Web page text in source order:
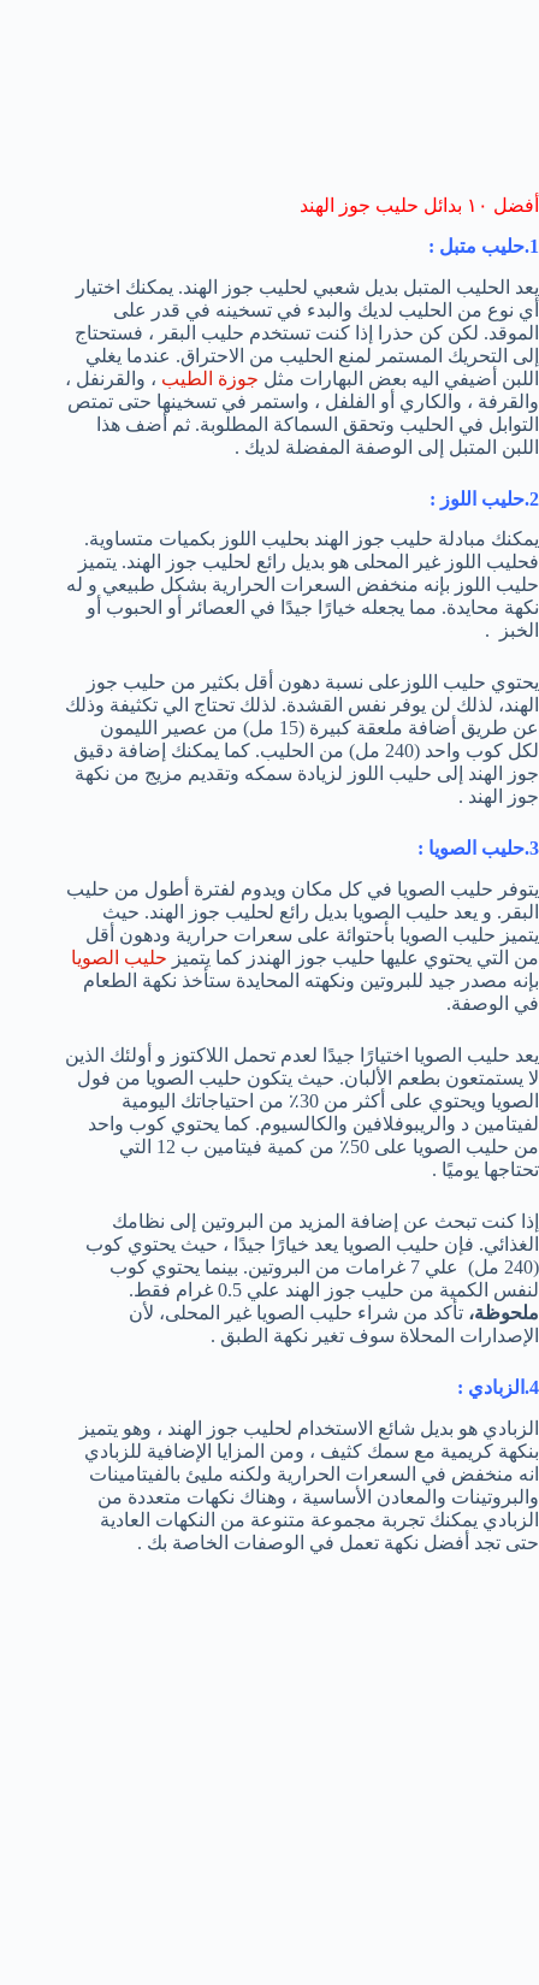
أفضل ١٠ بدائل حليب جوز الهند
1.حليب متبل
:
يعد الحليب المتبل بديل شعبي لحليب جوز الهند. يمكنك اختيار
أي نوع من الحليب لديك والبدء في تسخينه في قدر على
الموقد. لكن كن حذرا إذا كنت تستخدم حليب البقر ، فستحتاج
إلى التحريك المستمر لمنع الحليب من الاحتراق. عندما يغلي
اللبن أضيفي اليه بعض البهارات مثل جوزة الطيب ، والقرنفل ،
والقرفة ، والكاري أو الفلفل ، واستمر في تسخينها حتى تمتص
التوابل في الحليب وتحقق السماكة المطلوبة. ثم أضف هذا
اللبن المتبل إلى الوصفة المفضلة لديك .
2.حليب اللوز
:
يمكنك مبادلة حليب جوز الهند بحليب اللوز بكميات متساوية.
فحليب اللوز غير المحلى هو بديل رائع لحليب جوز الهند. يتميز
حليب اللوز بإنه منخفض السعرات الحرارية بشكل طبيعي و له
نكهة محايدة. مما يجعله خيارًا جيدًا في العصائر أو الحبوب أو
الخبز .
يحتوي حليب اللوزعلى نسبة دهون أقل بكثير من حليب جوز
الهند، لذلك لن يوفر نفس القشدة. لذلك تحتاج الي تكثيفة وذلك
عن طريق أضافة ملعقة كبيرة (15 مل) من عصير الليمون
لكل كوب واحد (240 مل) من الحليب. كما يمكنك إضافة دقيق
جوز الهند إلى حليب اللوز لزيادة سمكه وتقديم مزيج من نكهة
جوز الهند .
3.حليب الصويا
:
يتوفر حليب الصويا في كل مكان ويدوم لفترة أطول من حليب
البقر. و يعد حليب الصويا بديل رائع لحليب جوز الهند. حيث
يتميز حليب الصويا بأحتوائة على سعرات حرارية ودهون أقل
من التي يحتوي عليها حليب جوز الهندز كما يتميز حليب الصويا
بإنه مصدر جيد للبروتين ونكهته المحايدة ستأخذ نكهة الطعام
في الوصفة.
يعد حليب الصويا اختيارًا جيدًا لعدم تحمل اللاكتوز و أولئك الذين
لا يستمتعون بطعم الألبان. حيث يتكون حليب الصويا من فول
الصويا ويحتوي على أكثر من 30٪ من احتياجاتك اليومية
لفيتامين د والريبوفلافين والكالسيوم. كما يحتوي كوب واحد
من حليب الصويا على 50٪ من كمية فيتامين ب 12 التي
تحتاجها يوميًا .
إذا كنت تبحث عن إضافة المزيد من البروتين إلى نظامك
الغذائي. فإن حليب الصويا يعد خيارًا جيدًا ، حيث يحتوي كوب
(240 مل) علي 7 غرامات من البروتين. بينما يحتوي كوب
لنفس الكمية من حليب جوز الهند علي 0.5 غرام فقط.
ملحوظة، تأكد من شراء حليب الصويا غير المحلى، لأن
الإصدارات المحلاة سوف تغير نكهة الطبق .
4.الزبادي
:
الزبادي هو بديل شائع الاستخدام لحليب جوز الهند ، وهو يتميز
بنكهة كريمية مع سمك كثيف ، ومن المزايا الإضافية للزبادي
انه منخفض في السعرات الحرارية ولكنه مليئ بالفيتامينات
والبروتينات والمعادن الأساسية ، وهناك نكهات متعددة من
الزبادي يمكنك تجربة مجموعة متنوعة من النكهات العادية
حتى تجد أفضل نكهة تعمل في الوصفات الخاصة بك .